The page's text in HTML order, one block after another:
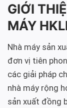
GIỚI
MÁY
Nhà máy sản
đơn vị tiên
các giải pháp
nhà máy rộng
sản xuất đồng